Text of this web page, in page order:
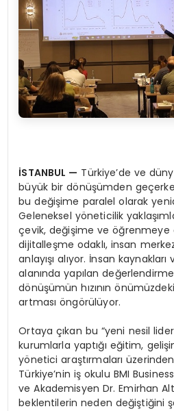
İSTANBUL — Türkiye’de ve
büyük bir dönüşümden
bu değişime paralel olarak
Geleneksel yöneticilik
çevik, değişime ve öğrenmeye
dijitalleşme odaklı, insan
anlayışı alıyor. İnsan
alanında yapılan
dönüşümün hızının
artması öngörülüyor.
Ortaya çıkan bu “yeni nesil
kurumlarla yaptığı eğitim,
yönetici araştırmaları
Türkiye’nin iş okulu BMI
ve Akademisyen Dr. Emirhan
beklentilerin neden değiştiğini